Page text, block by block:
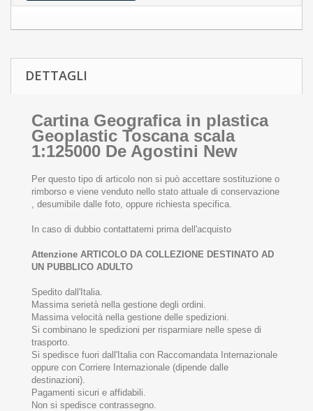
DETTAGLI
Cartina Geografica in plastica
Geoplastic Toscana scala
1:125000 De Agostini New
Per questo tipo di articolo non si può accettare sostituzione o
rimborso e viene venduto nello stato attuale di conservazione
, desumibile dalle foto, oppure richiesta specifica.
In caso di dubbio contattatemi prima dell'acquisto
Attenzione ARTICOLO DA COLLEZIONE DESTINATO AD
UN PUBBLICO ADULTO
Spedito dall'Italia.
Massima serietà nella gestione degli ordini.
Massima velocità nella gestione delle spedizioni.
Si combinano le spedizioni per risparmiare nelle spese di
trasporto.
Si spedisce fuori dall'Italia con Raccomandata Internazionale
oppure con Corriere Internazionale (dipende dalle
destinazioni).
Pagamenti sicuri e affidabili.
Non si spedisce contrassegno.